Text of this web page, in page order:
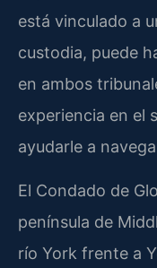
está vinculado a
custodia, puede
en ambos
experiencia en el
ayudarle a
El Condado de
península de
río York frente a